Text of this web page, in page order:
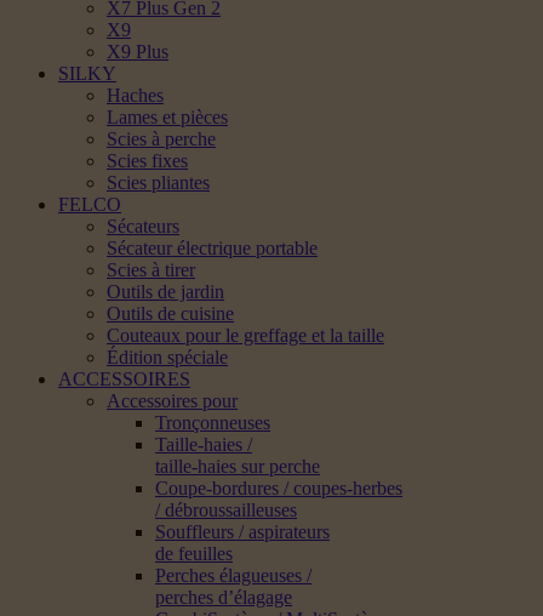
X7 Plus Gen 2
X9
X9 Plus
SILKY
Haches
Lames et pièces
Scies à perche
Scies fixes
Scies pliantes
FELCO
Sécateurs
Sécateur électrique portable
Scies à tirer
Outils de jardin
Outils de cuisine
Couteaux pour le greffage et la taille
Édition spéciale
ACCESSOIRES
Accessoires pour
Tronçonneuses
Taille-haies /
taille-haies sur perche
Coupe-bordures / coupes-herbes
/ débroussailleuses
Souffleurs / aspirateurs
de feuilles
Perches élagueuses /
perches d’élagage